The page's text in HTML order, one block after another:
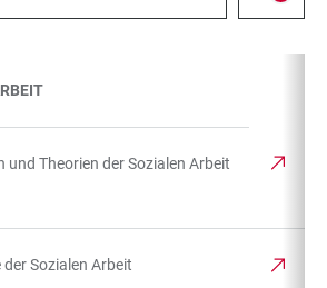
und Theorien der Sozialen Arbeit
Sozialen Arbeit